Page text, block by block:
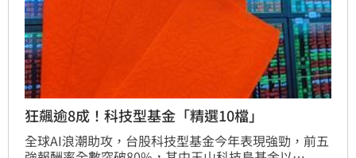
狂飆逾8成！科技型基金「精選10檔」
全球AI浪潮助攻，台股科技型基金今年表現強勁，前五